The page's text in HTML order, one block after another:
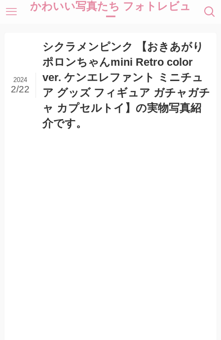
かわいい写真たち フォトレビュ
ー
シクラメンピンク 【おきあがり
ポロンちゃんmini Retro color
ver. ケンエレファント ミニチュ
ア グッズ フィギュア ガチャガチ
ャ カプセルトイ】の実物写真紹
介です。
2024
2/22